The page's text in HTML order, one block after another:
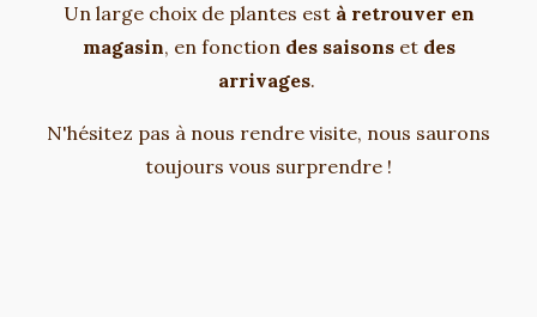
Un large choix de plantes està retrouver en
magasin, en fonction des saisonset des
arrivages.
N'hésitez pas à nous rendre visite, nous saurons
toujours vous surprendre !